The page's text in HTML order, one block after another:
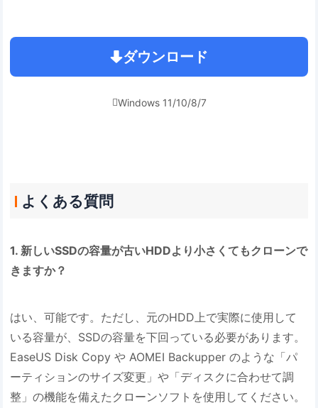
ダウンロード
Windows 11/10/8/7
よくある質問
1. 新しいSSDの容量が古いHDDより小さくてもクローンで
きますか？
はい、可能です。ただし、元のHDD上で実際に使用して
いる容量が、SSDの容量を下回っている必要があります。
EaseUS Disk Copy や AOMEI Backupper のような「パ
ーティションのサイズ変更」や「ディスクに合わせて調
整」の機能を備えたクローンソフトを使用してください。